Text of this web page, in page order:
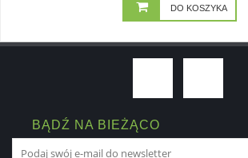
DO KOSZYKA
BĄDŹ NA BIEŻĄCO